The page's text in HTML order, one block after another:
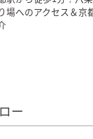
場へのアクセス＆京
ー